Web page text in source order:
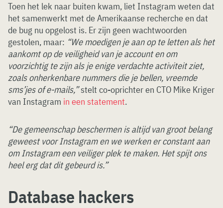
Toen het lek naar buiten kwam, liet Instagram weten dat
het samenwerkt met de Amerikaanse recherche en dat
de bug nu opgelost is. Er zijn geen wachtwoorden
gestolen, maar: “We moedigen je aan op te letten als het
aankomt op de veiligheid van je account en om
voorzichtig te zijn als je enige verdachte activiteit ziet,
zoals onherkenbare nummers die je bellen, vreemde
sms’jes of e-mails,”stelt co-oprichter en CTO Mike Kriger
van Instagram in een statement.
“De gemeenschap beschermen is altijd van groot belang
geweest voor Instagram en we werken er constant aan
om Instagram een veiliger plek te maken. Het spijt ons
heel erg dat dit gebeurd is.”
Database hackers